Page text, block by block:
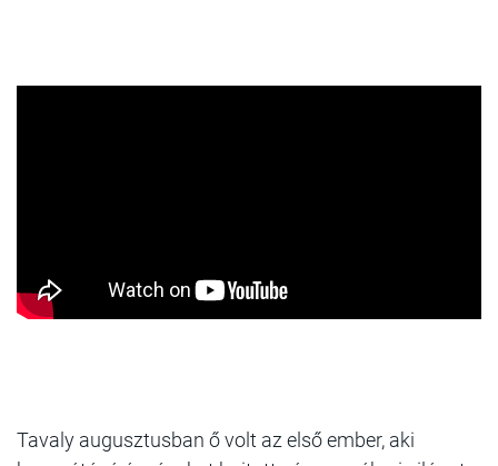
Tavaly augusztusban ő volt az első ember, aki